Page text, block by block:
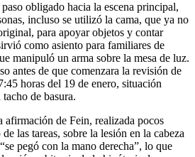
obligado hacia la escena principal,
incluso se utilizó la cama, que ya no
para apoyar objetos y contar
como asiento para familiares de
manipuló un arma sobre la mesa de luz.
antes de que comenzara la revisión de
horas del 19 de enero, situación
de basura.
afirmación de Fein, realizada pocos
las tareas, sobre la lesión en la cabeza
pegó con la mano derecha”, lo que